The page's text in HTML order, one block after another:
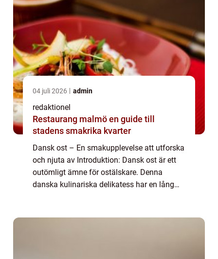
04 juli 2026 admin
redaktionel
Restaurang malmö en guide till
stadens smakrika kvarter
Dansk ost – En smakupplevelse att utforska
och njuta av Introduktion: Dansk ost är ett
outömligt ämne för ostälskare. Denna
danska kulinariska delikatess har en lång